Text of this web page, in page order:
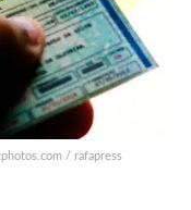
/ rafapress